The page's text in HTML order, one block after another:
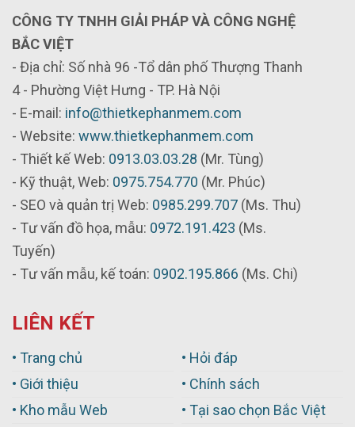
CÔNG TY TNHH GIẢI PHÁP VÀ CÔNG NGHỆ
BẮC VIỆT
- Địa chỉ: Số nhà 96 -Tổ dân phố Thượng Thanh
4 - Phường Việt Hưng - TP. Hà Nội
- E-mail: info@thietkephanmem.com
- Website: www.thietkephanmem.com
- Thiết kế Web: 0913.03.03.28 (Mr. Tùng)
- Kỹ thuật, Web: 0975.754.770 (Mr. Phúc)
- SEO và quản trị Web: 0985.299.707 (Ms. Thu)
- Tư vấn đồ họa, mẫu: 0972.191.423 (Ms.
Tuyến)
- Tư vấn mẫu, kế toán: 0902.195.866 (Ms. Chi)
LIÊN KẾT
• Trang chủ
• Giới thiệu
• Kho mẫu Web
• Hỏi đáp
• Chính sách
• Tại sao chọn Bắc Việt